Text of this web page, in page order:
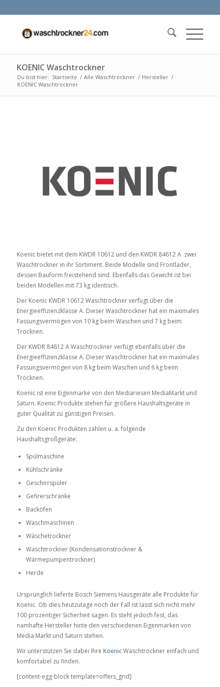
KOENIC Waschtrockner
Du bist hier: Startseite / Alle Waschtrockner / Hersteller /
KOENIC Waschtrockner
Koenic bietet mit dem KWDR 10612 und den KWDR 84612 A zwei
Waschtrockner in ihr Sortiment. Beide Modelle sind Frontlader,
dessen Bauform freistehend sind. Ebenfalls das Gewicht ist bei
beiden Modellen mit 73 kg identisch.
Der Koenic KWDR 10612 Waschtrockner verfügt über die
Energieeffizienzklasse A. Dieser Waschtrockner hat ein maximales
Fassungsvermögen von 10 kg beim Waschen und 7 kg beim
Trocknen.
Der KWDR 84612 A Waschtrockner verfügt ebenfalls über die
Energieeffizienzklasse A. Dieser Waschtrockner hat ein maximales
Fassungsvermögen von 8 kg beim Waschen und 6 kg beim
Trocknen.
Koenic ist eine Eigenmarke von den Mediariesen MediaMarkt und
Saturn. Koenic Produkte stehen für größere Haushaltsgeräte in
guter Qualität zu günstigen Preisen.
Zu den Koenic Produkten zählen u. a. folgende
Haushaltsgroßgeräte:
Spülmaschine
Kühlschränke
Geschirrspüler
Gefirerschränke
Backöfen
Waschmaschinen
Wäschetrockner
Waschtrockner (Kondensationstrockner &
Wärmepumpentrockner)
Herde
Ursprünglich lieferte Bosch Siemens Hausgeräte alle Produkte für
Koenic. Ob dies heutzutage noch der Fall ist lässt sich nicht mehr
100 prozentiger Sicherheit sagen. Es steht jedoch fest, das
namhafte Hersteller hinte den verschiedenen Eigenmarken von
Media Markt und Saturn stehen.
Wir unterstützen Sie dabei Ihre KoenicWaschtrockner einfach und
komfortabel zu finden.
[content-egg-block template=offers_grid]